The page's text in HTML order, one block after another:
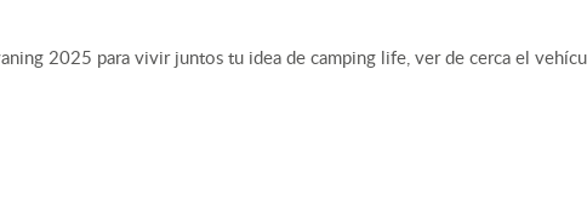
2025 para vivir juntos tu idea de camping life, ver de cerca el